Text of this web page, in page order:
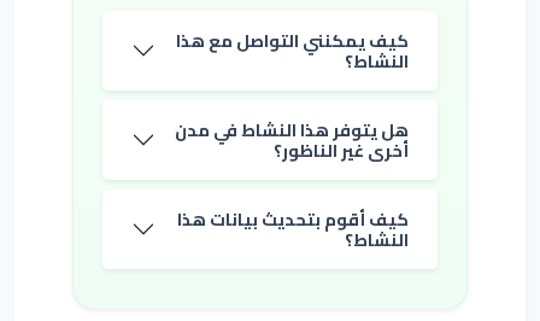
كيف يمكنني التواصل مع هذا
النشاط؟
هل يتوفر هذا النشاط في مدن
أخرى غير الناظور؟
كيف أقوم بتحديث بيانات هذا
النشاط؟